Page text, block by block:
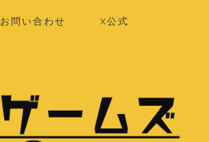
お問い合わせ X公式